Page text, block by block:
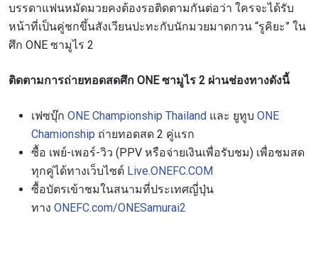
บรรดาแฟนหมัดมวยคงต้องรอติดตามกันต่อว่า ใครจะได้รับ
หน้าที่เป็นคู่ชกขึ้นสังเวียนปะทะกับนักมวยมาดกวน “รูคิยะ” ใน
ศึก ONE ซามูไร 2
ติดตามการถ่ายทอดสดศึก ONE ซามูไร 2 ผ่านช่องทางดังนี้
เฟซบุ๊ก ONE Championship Thailand และ ยูทูบ ONE
Chamionship ถ่ายทอดสด 2 คู่แรก
ซื้อ เพย์-เพอร์-วิว (PPV หรือจ่ายเงินเพื่อรับชม) เพื่อชมสด
ทุกคู่ได้ทางเว็บไซต์ Live.ONEFC.COM
ซื้อบัตรเข้าชมในสนามที่ประเทศญี่ปุ่น
ทาง ONEFC.com/ONESamurai2